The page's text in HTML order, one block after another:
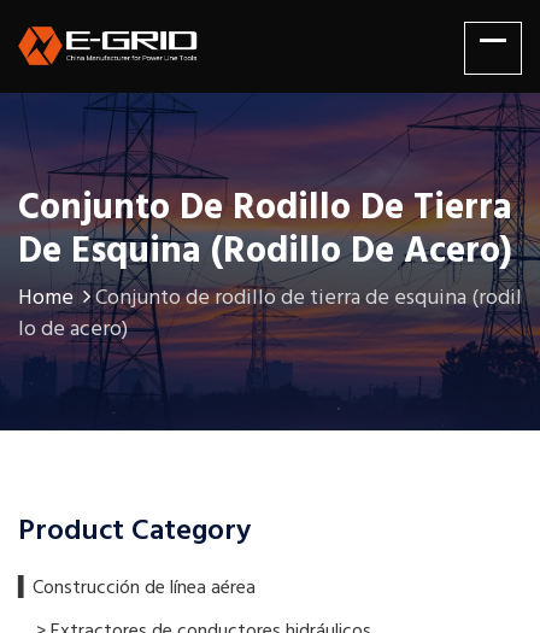
Conjunto De Rodillo De Tierra
De Esquina (rodillo De Acero)
Home
Conjunto de rodillo de tierra de esquina (rodil
lo de acero)
Product Category
▍​Construcción de línea aérea